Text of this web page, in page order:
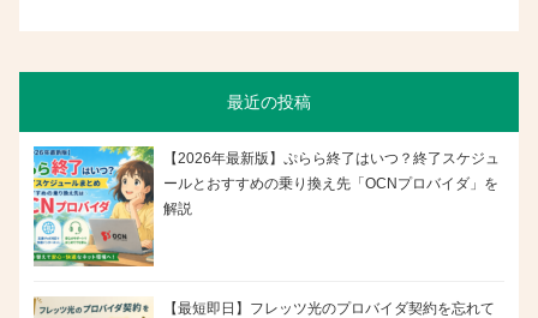
最近の投稿
【2026年最新版】ぷらら終了はいつ？終了スケジュ
ールとおすすめの乗り換え先「OCNプロバイダ」を
解説
【最短即日】フレッツ光のプロバイダ契約を忘れて